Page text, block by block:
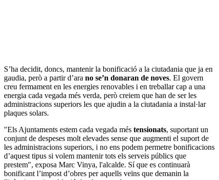
S’ha decidit, doncs, mantenir la bonificació a la ciutadania que ja en
gaudia, però a partir d’ara no se’n donaran de noves. El govern
creu fermament en les energies renovables i en treballar cap a una
energia cada vegada més verda, però creiem que han de ser les
administracions superiors les que ajudin a la ciutadania a instal·lar
plaques solars.
"Els Ajuntaments estem cada vegada més tensionats, suportant un
conjunt de despeses molt elevades sense que augmenti el suport de
les administracions superiors, i no ens podem permetre bonificacions
d’aquest tipus si volem mantenir tots els serveis públics que
prestem", exposa Marc Vinya, l'alcalde. Sí que es continuarà
bonificant l’impost d’obres per aquells veïns que demanin la